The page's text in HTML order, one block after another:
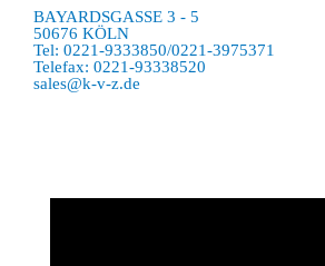
BAYARDSGASSE 3 - 5
50676 KÖLN
Tel: 0221-9333850/0221-3975371
Telefax: 0221-93338520
sales@k-v-z.de